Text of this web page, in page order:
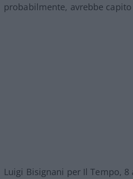
probabilmente, avrebbe
Luigi Bisignani per Il Tempo, 8